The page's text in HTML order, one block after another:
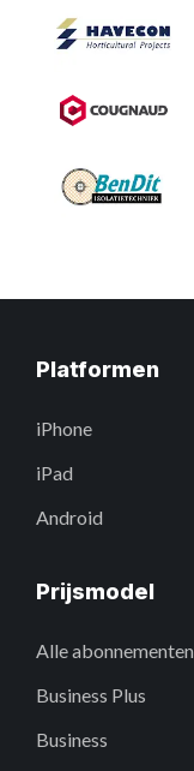
Platformen
iPhone
iPad
Android
Prijsmodel
Alle abonnementen
Business Plus
Business